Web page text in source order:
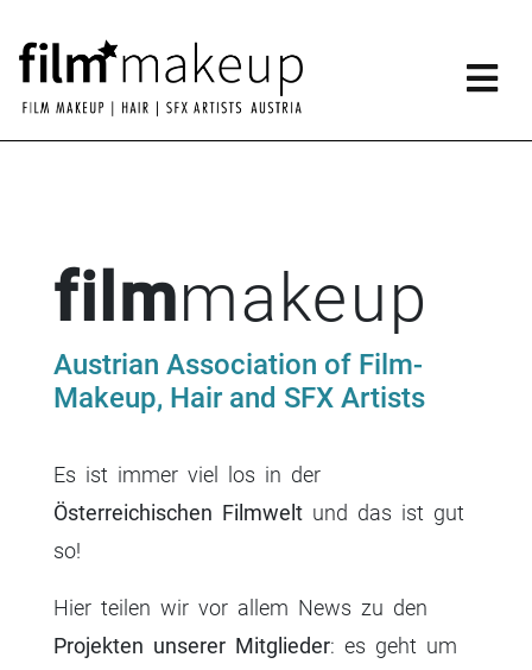
content
filmmakeup
Austrian Association of Film-
Makeup, Hair and SFX Artists
Es ist immer viel los in der
Österreichischen Filmweltund das ist gut
so!
Hier teilen wir vor allem News zu den
Projekten unserer Mitglieder: es geht um